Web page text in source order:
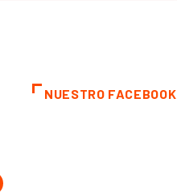
NUESTRO FACEBOOK